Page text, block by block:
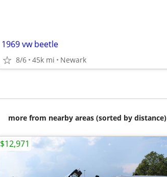
1969 vw beetle
8/6 45k mi Newark
more from nearby areas (sorted by distance)
$12,971